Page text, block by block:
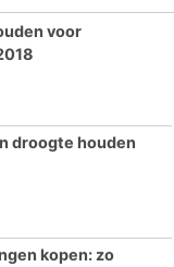
voor
droogte houden
kopen: zo